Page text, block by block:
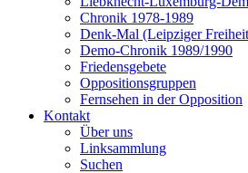
Chronik 1978-1989
Denk-Mal (Leipziger
Demo-Chronik 1989/1990
Friedensgebete
Oppositionsgruppen
Fernsehen in der Opposition
Kontakt
Über uns
Linksammlung
Suchen